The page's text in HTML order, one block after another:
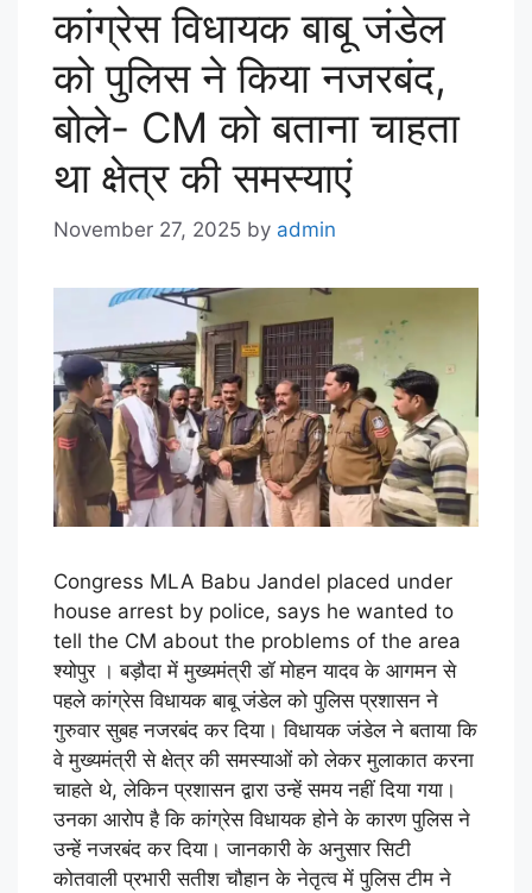
कांग्रेस विधायक बाबू जंडेल
को पुलिस ने किया नजरबंद,
बोले- CM को बताना चाहता
था क्षेत्र की समस्याएं
November 27, 2025 by admin
Congress MLA Babu Jandel placed under
house arrest by police, says he wanted to
tell the CM about the problems of the area
श्योपुर । बड़ौदा में मुख्यमंत्री डॉ मोहन यादव के आगमन से
पहले कांग्रेस विधायक बाबू जंडेल को पुलिस प्रशासन ने
गुरुवार सुबह नजरबंद कर दिया। विधायक जंडेल ने बताया कि
वे मुख्यमंत्री से क्षेत्र की समस्याओं को लेकर मुलाकात करना
चाहते थे, लेकिन प्रशासन द्वारा उन्हें समय नहीं दिया गया।
उनका आरोप है कि कांग्रेस विधायक होने के कारण पुलिस ने
उन्हें नजरबंद कर दिया। जानकारी के अनुसार सिटी
कोतवाली प्रभारी सतीश चौहान के नेतृत्व में पुलिस टीम ने